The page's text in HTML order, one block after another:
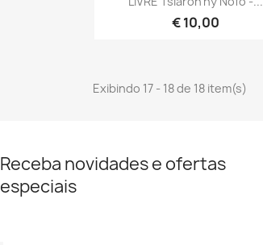
€ 10,00
Exibindo 17 - 18 de 18 item(s)
Receba novidades e ofertas
especiais